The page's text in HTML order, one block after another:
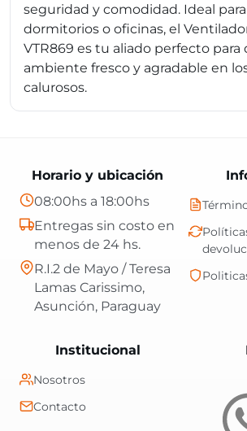
seguridad y comodidad. Ideal para
dormitorios o oficinas, el
VTR869 es tu aliado perfecto
ambiente fresco y agradable en
calurosos.
Institucional
Nosotros
Contacto
Horario y ubicación
08:00hs a 18:00hs
Entregas sin costo en
menos de 24 hs.
R.I.2 de Mayo / Teresa
Lamas Carissimo,
Asunción, Paraguay